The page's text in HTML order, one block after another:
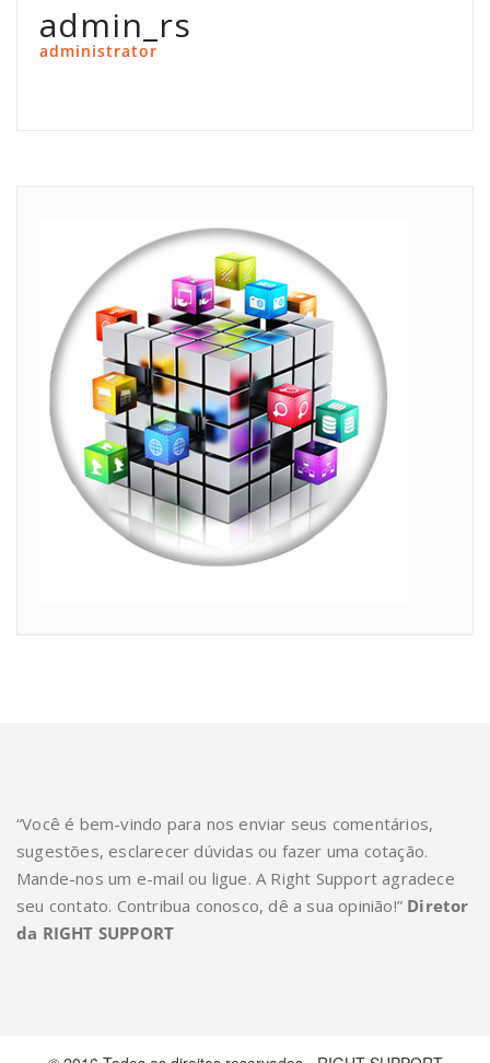
admin_rs
administrator
“Você é bem-vindo para nos enviar seus comentários,
sugestões, esclarecer dúvidas ou fazer uma cotação.
Mande-nos um e-mail ou ligue. A Right Support agradece
seu contato. Contribua conosco, dê a sua opinião!” Diretor
da RIGHT SUPPORT